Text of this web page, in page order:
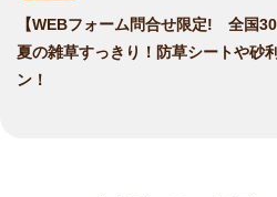
【WEBフォーム問合せ限定! 全国
夏の雑草すっきり！防草シートや砂
ン！